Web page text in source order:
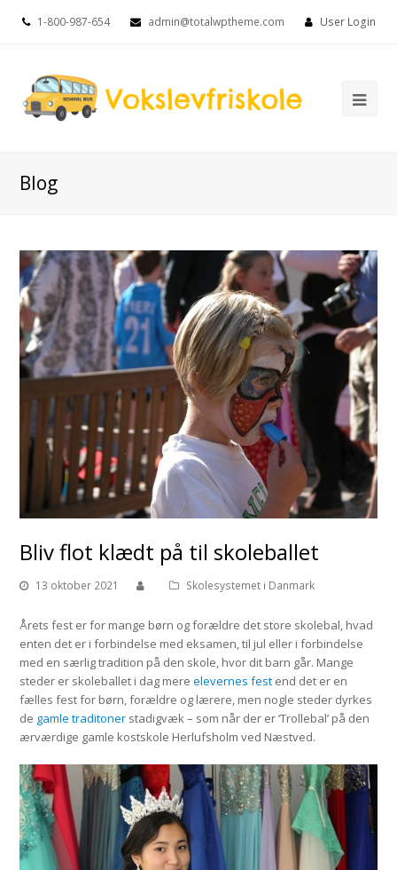
1-800-987-654 admin@totalwptheme.com User Login
Blog
Bliv flot klædt på til skoleballet
13 oktober 2021 Skolesystemet i Danmark
Årets fest er for mange børn og forældre det store skolebal, hvad
enten det er i forbindelse med eksamen, til jul eller i forbindelse
med en særlig tradition på den skole, hvor dit barn går. Mange
steder er skoleballet i dag mereelevernes fest end det er en
fælles fest for børn, forældre og lærere, men nogle steder dyrkes
de gamle traditoner stadigvæk – som når der er ‘Trollebal’ på den
ærværdige gamle kostskole Herlufsholm ved Næstved.